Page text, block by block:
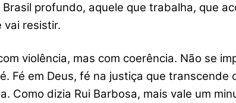
profundo, aquele que trabalha, que
vai resistir.
violência, mas com coerência. Não se
Fé em Deus, fé na justiça que transcende
Como dizia Rui Barbosa, mais vale um